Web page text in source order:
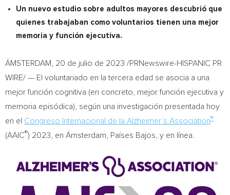
Un nuevo estudio sobre adultos mayores descubrió que
quienes trabajaban como voluntarios tienen una mejor
memoria y función ejecutiva.
ÁMSTERDAM 20 de julio de 2023 /PRNewswire-HISPANIC PR
WIRE/ — El voluntariado en la tercera edad se asocia a una
mejor función cognitiva (en concreto, mejor función ejecutiva y
memoria episódica), según una investigación presentada hoy
en el Congreso Internacional de la Alzheimer’s Association®
(AAIC®) 2023, en Ámsterdam, Países Bajos, y en línea.